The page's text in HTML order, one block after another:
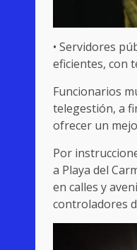
• Servidores
eficientes, con
Funcionarios
telegestión, a
ofrecer un
Por
a Playa del
en calles y
controladores